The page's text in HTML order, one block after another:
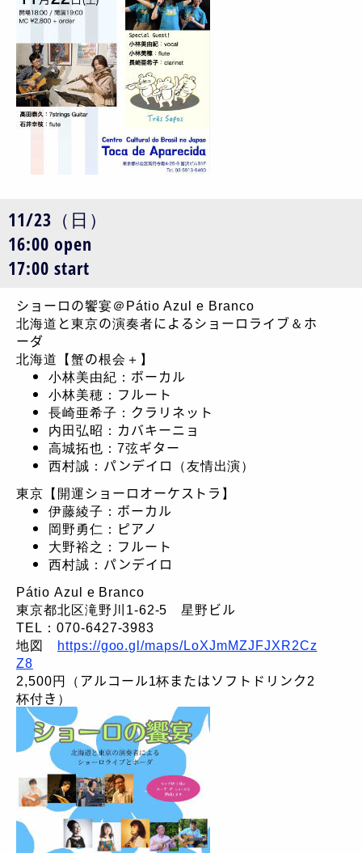
11/23（日）
16:00 open
17:00 start
ショーロの饗宴＠Pátio Azul e Branco
北海道と東京の演奏者によるショーロライブ＆ホ
ーダ
北海道【蟹の根会＋】
小林美由紀：ボーカル
小林美穂：フルート
長崎亜希子：クラリネット
内田弘昭：カバキーニョ
高城拓也：7弦ギター
西村誠：パンデイロ（友情出演）
東京【開運ショーロオーケストラ】
伊藤綾子：ボーカル
岡野勇仁：ピアノ
大野裕之：フルート
西村誠：パンデイロ
Pátio Azul e Branco
東京都北区滝野川1-62-5 星野ビル
TEL：070-6427-3983
地図 https://goo.gl/maps/LoXJmMZJFJXR2Cz
Z8
2,500円（アルコール1杯またはソフトドリンク2
杯付き）